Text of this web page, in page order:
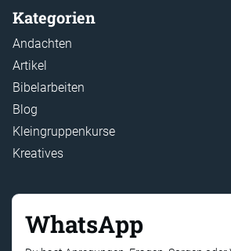
Kategorien
Andachten
Artikel
Bibelarbeiten
Blog
Kleingruppenkurse
Kreatives
WhatsApp